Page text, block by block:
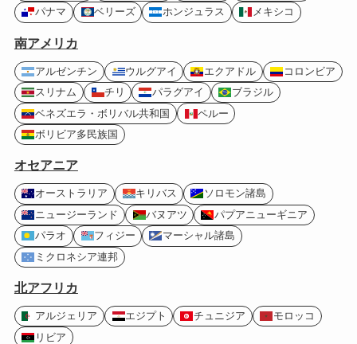
パナマ
ベリーズ ホンジュラス メキシコ
南アメリカ
アルゼンチン ウルグアイ エクアドル
コロンビア
スリナム
チリ パラグアイ
ブラジル
ベネズエラ・ボリバル共和国
ペルー
ボリビア多民族国
オセアニア
オーストラリア キリバス
ソロモン諸島
ニュージーランド
バヌアツ
パプアニューギニア
パラオ
フィジー
マーシャル諸島
ミクロネシア連邦
北アフリカ
アルジェリア エジプト チュニジア
モロッコ
リビア